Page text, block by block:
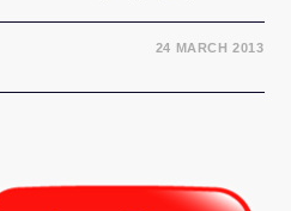
24 MARCH 2013